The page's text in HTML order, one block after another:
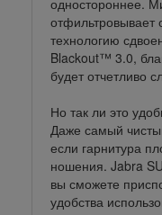
одностороннее.
технологию
Blackout™ 3.0,
будет отчетливо
Но так ли это
Даже самый
если гарнитура
ношения. Jabra
вы сможете
удобства